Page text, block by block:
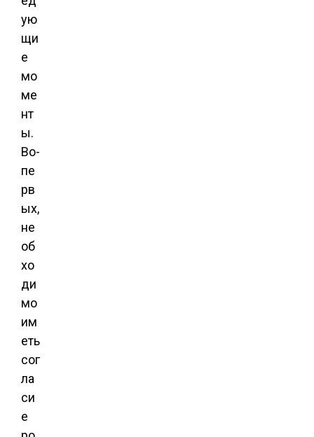
ую
щи
е
мо
ме
нт
ы.
Во-
пе
рв
ых,
не
об
хо
ди
мо
им
еть
сог
ла
си
е